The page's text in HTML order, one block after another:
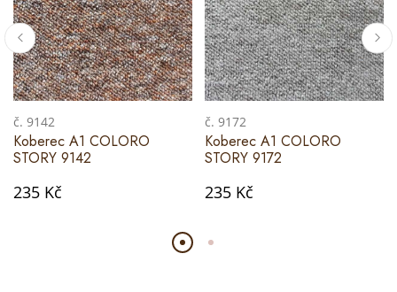
č. 9142
Koberec A1 COLORO
STORY 9142
235 Kč
č. 9172
Koberec A1 COLORO
STORY 9172
235 Kč